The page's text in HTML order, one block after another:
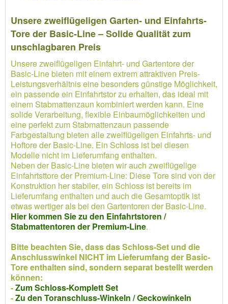
Unsere zweiflügeligen Garten- und Einfahrts-
Tore der Basic-Line – Solide Qualität zum
unschlagbaren Preis
Unsere zweiflügeligen Einfahrt- und Gartentore der
Basic-Line bieten mit einem extrem attraktiven Preis-
Leistungsverhältnis eine besonders günstige Möglichkeit,
ein passende ein Einfahrtstor zu erhalten, das ideal mit
einem Stabmattenzaun kombiniert werden kann. Eine
solide Verarbeitung, flexible Einbaumöglichkeiten und
eine perfekt zum Stabmattenzaun passende
Farbgestaltung bieten alle zweiflügeligen Einfahrts- und
Hoftore der Basic-Line. Ein Schloss ist bei diesen
Modelle nicht im Lieferumfang enthalten.
Neben der Basic-Line bieten wir auch zweiflügelige
Einfahrtsttore der Premium-Line: Diese Tore sind von der
Konstruktion her stabiler, ein Schloss ist bereits im
Lieferumfang enthalten und auch die Gesamtoptik ist
etwas wertiger als bei den Gartentoren der Basic-Line.
Hier kommen Sie zu den Einfahrtstoren /
Stabmattentoren der Premium-Line.
Bitte beachten Sie, dass das Schloss-Set und die
Anschlusswinkel NICHT im Lieferumfang der Basic-
Tore enthalten sind, sondern separat bestellt werden
können:
-Zum Schloss-Komplett Set
-Zu den Toranschluss-Winkeln / Geckowinkeln